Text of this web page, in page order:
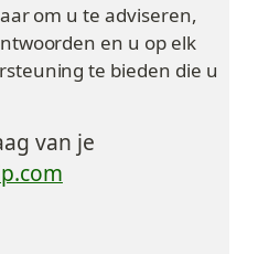
om u te adviseren,
en u op elk
te bieden die u
van je